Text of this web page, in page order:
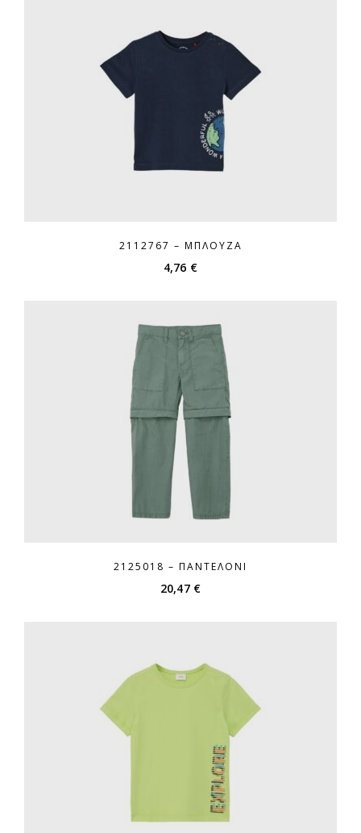
2112767 – ΜΠΛΟΎΖΑ
4,76 €
2125018 – ΠΑΝΤΕΛΌΝΙ
20,47 €